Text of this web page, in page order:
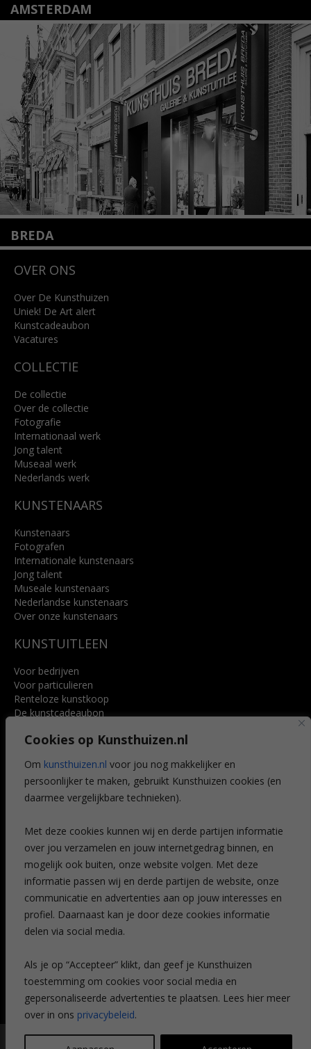
Cookies op Kunsthuizen.nl
Om kunsthuizen.nl voor jou nog makkelijker en
persoonlijker te maken, gebruikt Kunsthuizen cookies (en
daarmee vergelijkbare technieken).
Met deze cookies kunnen wij en derde partijen informatie
over jou verzamelen en jouw internetgedrag binnen, en
mogelijk ook buiten, onze website volgen. Met deze
informatie passen wij en derde partijen de website, onze
communicatie en advertenties aan op jouw interesses en
profiel. Daarnaast kan je door deze cookies informatie
delen via social media.
Als je op “Accepteer” klikt, dan geef je Kunsthuizen
toestemming om cookies voor social media en
gepersonaliseerde advertenties te plaatsen. Lees hier meer
over in ons privacybeleid.
AMSTERDAM
Amstelveenseweg 135
1075 VX Amsterdam
+31 (0)20 2332546
info@kunsthuisamsterdam.nl
Lees meer
BREDA
4818 SB Breda
info@kunsthuisbreda.nl
Lees meer
OVER ONS
Over De Kunsthuizen
Uniek! De Art alert
Kunstcadeaubon
Vacatures
COLLECTIE
De collectie
Over de collectie
Fotografie
Internationaal werk
Jong talent
Museaal werk
Nederlands werk
KUNSTENAARS
Kunstenaars
Fotografen
Internationale kunstenaars
Jong talent
Museale kunstenaars
Nederlandse kunstenaars
Over onze kunstenaars
KUNSTUITLEEN
Voor bedrijven
Voor particulieren
Renteloze kunstkoop
De kunstcadeaubon
Voordelen
Veelgestelde vragen
CONTACT
Leiden
Amsterdam
Breda
Favorieten
Mijn art alert
NIEUWSBRIEF
© Kunsthuizen 2026 All rights reserved | Disclaimer|